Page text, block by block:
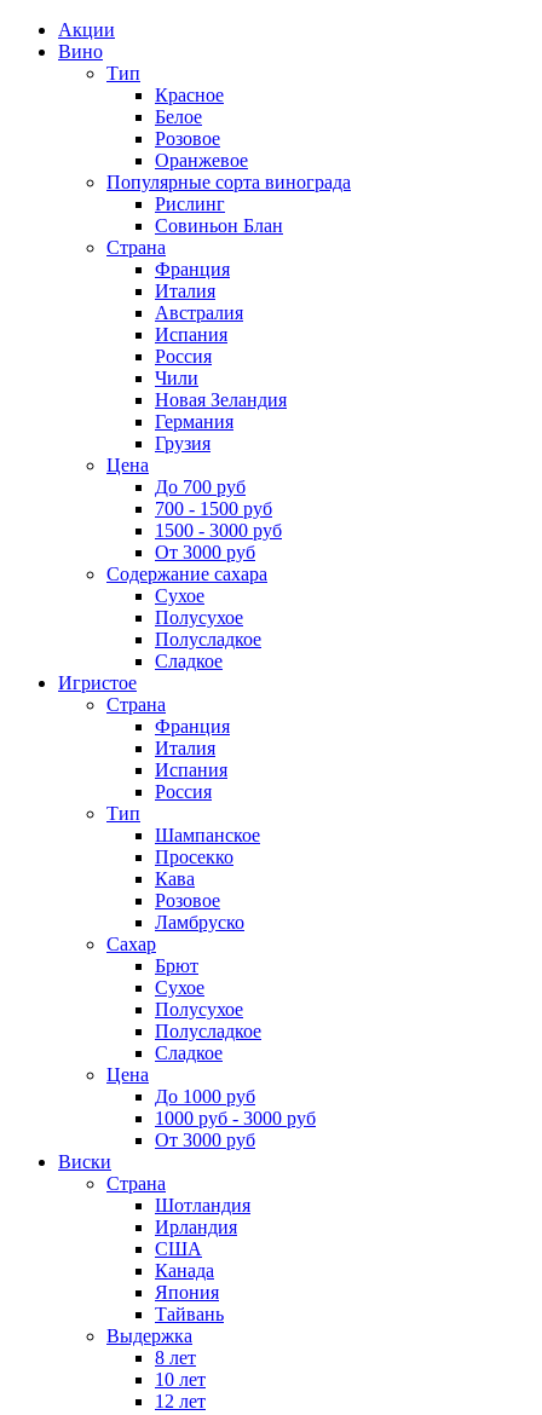
Акции
Вино
Тип
Красное
Белое
Розовое
Оранжевое
Популярные сорта винограда
Рислинг
Совиньон Блан
Страна
Франция
Италия
Австралия
Испания
Россия
Чили
Новая Зеландия
Германия
Грузия
Цена
До 700 руб
700 - 1500 руб
1500 - 3000 руб
От 3000 руб
Содержание сахара
Сухое
Полусухое
Полусладкое
Сладкое
Игристое
Страна
Франция
Италия
Испания
Россия
Тип
Шампанское
Просекко
Кава
Розовое
Ламбруско
Сахар
Брют
Сухое
Полусухое
Полусладкое
Сладкое
Цена
До 1000 руб
1000 руб - 3000 руб
От 3000 руб
Виски
Страна
Шотландия
Ирландия
США
Канада
Япония
Тайвань
Выдержка
8 лет
10 лет
12 лет